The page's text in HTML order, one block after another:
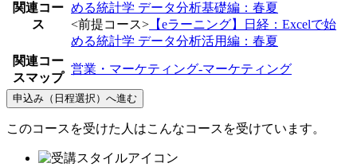
関連コー
ス
める統計学 データ分析基礎編：春夏
<前提コース> 【eラーニング】日経：Excelで始
める統計学 データ分析活用編：春夏
関連コー
スマップ
営業・マーケティング-マーケティング
申込み（日程選択）へ進む
このコースを受けた人はこんなコースを受けています。